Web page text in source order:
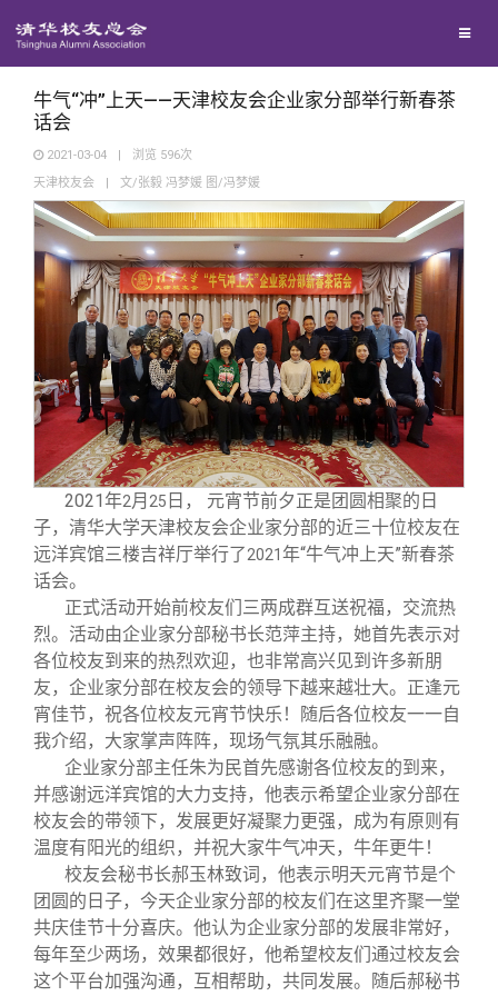
地区联络
年级联络
院系校友工作
专业委员会
兴趣群体
西南联大校友会
回馈母校
捐赠项目
捐赠新闻
捐赠纪事
捐赠方法
义工计划
媒体平台
《清华校友通讯》
《水木清华》
我要订阅
新媒体平台
百年清华
清华人物
清华故事
青春风采
校友文苑
校友视界
校友服务
终身学习
信息化服务
三创大赛
校友总会
总会简介
会长致辞
理事会名单
制度法规
联系我们
关闭
牛气“冲”上天——天津校友会企业家分部举行新春茶
话会
2021-03-04 | 浏览 596次
天津校友会
| 文/张毅 冯梦媛 图/冯梦媛
2021年2月 25 日， 元宵节前夕正是团圆相聚的日
子，清华大学天津校友会企业家分部的近三十位校友在
远洋宾馆三楼吉祥厅举行了2021 年“牛气冲上天”新春茶
话会。
正式活动开始前校友们三两成群互送祝福，交流热
烈。活动由企业家分部秘书长范萍主持，她首先表示对
各位校友到来的热烈欢迎，也非常高兴见到许多新朋
友，企业家分部在校友会的领导下越来越壮大。正逢元
宵佳节，祝各位校友元宵节快乐！随后各位校友一一自
我介绍，大家掌声阵阵，现场气氛其乐融融。
企业家分部主任朱为民首先感谢各位校友的到来，
并感谢远洋宾馆的大力支持，他表示希望企业家分部在
校友会的带领下，发展更好凝聚力更强，成为有原则有
温度有阳光的组织，并祝大家牛气冲天，牛年更牛！
校友会秘书长郝玉林致词，他表示明天元宵节是个
团圆的日子，今天企业家分部的校友们在这里齐聚一堂
共庆佳节十分喜庆。他认为企业家分部的发展非常好，
每年至少两场，效果都很好，他希望校友们通过校友会
这个平台加强沟通，互相帮助，共同发展。随后郝秘书